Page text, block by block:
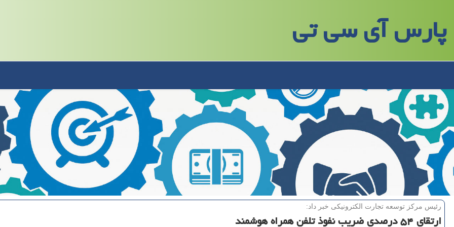
پارس آی سی تی
رئیس مركز توسعه تجارت الكترونیكی خبر داد:
ارتقای ۵۴ درصدی ضریب نفوذ تلفن همراه هوشمند